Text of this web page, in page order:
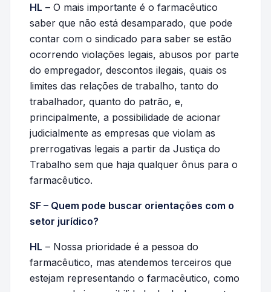
HL – O mais importante é o farmacêutico
saber que não está desamparado, que pode
contar com o sindicado para saber se estão
ocorrendo violações legais, abusos por parte
do empregador, descontos ilegais, quais os
limites das relações de trabalho, tanto do
trabalhador, quanto do patrão, e,
principalmente, a possibilidade de acionar
judicialmente as empresas que violam as
prerrogativas legais a partir da Justiça do
Trabalho sem que haja qualquer ônus para o
farmacêutico.
SF – Quem pode buscar orientações com o
setor jurídico?
HL – Nossa prioridade é a pessoa do
farmacêutico, mas atendemos terceiros que
estejam representando o farmacêutico, como